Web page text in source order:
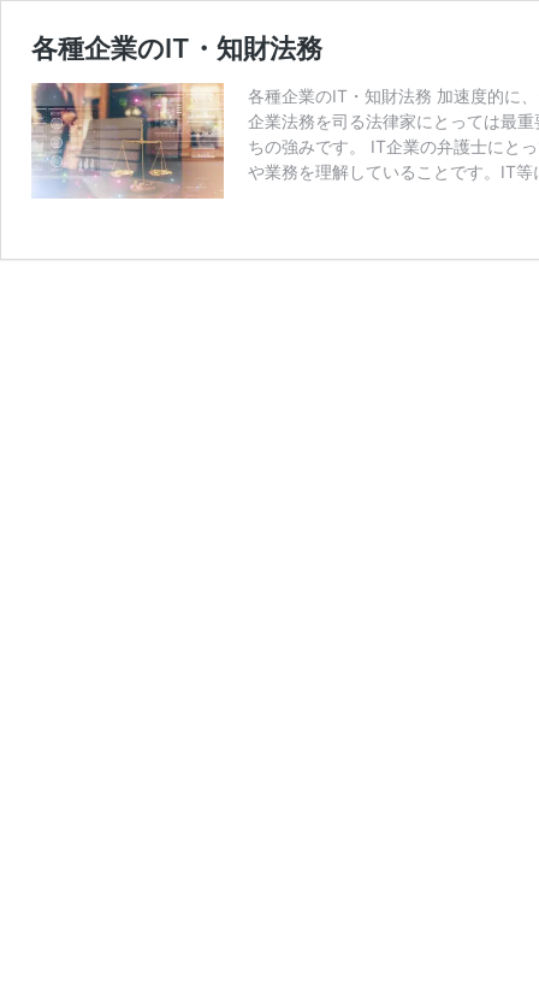
各種企業のIT・知財法務
各種企業のIT・知財法務 加速度的に
企業法務を司る法律家にとっては最
ちの強みです。 IT企業の弁護士にと
や業務を理解していることです。IT